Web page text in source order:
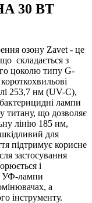
30 ВТ
озону Zavet - це
складається з
цоколю типу G-
253,7 нм (UV-C),
лампи
титану, що дозволяє
лінію 185 нм,
для
підтримує корисне
застосування
і
УФ-лампи
а
інструменту.